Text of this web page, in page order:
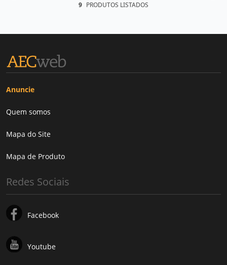
9 PRODUTOS LISTADOS
Anuncie
Quem somos
Mapa do Site
Mapa de Produto
Redes Sociais
Facebook
Youtube